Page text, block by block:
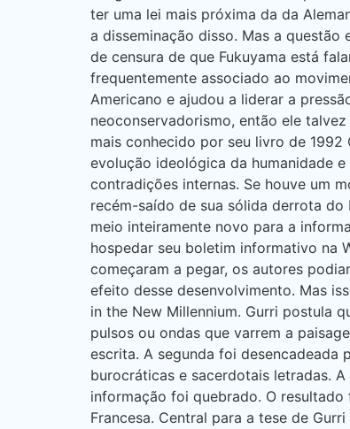
ter uma lei mais próxima da da
a disseminação disso. Mas a
de censura de que Fukuyama está
frequentemente associado ao
Americano e ajudou a liderar a
neoconservadorismo, então ele
mais conhecido por seu livro de
evolução ideológica da humanidade
contradições internas. Se houve um
recém-saído de sua sólida derrota do
meio inteiramente novo para a
hospedar seu boletim informativo na
começaram a pegar, os autores
efeito desse desenvolvimento. Mas
in the New Millennium. Gurri postula
pulsos ou ondas que varrem a
escrita. A segunda foi desencadeada
burocráticas e sacerdotais letradas.
informação foi quebrado. O
Francesa. Central para a tese de